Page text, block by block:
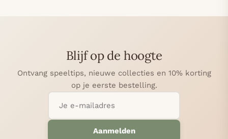
Blijf op de hoogte
Ontvang speeltips, nieuwe collecties en 10% korting
op je eerste bestelling.
Aanmelden